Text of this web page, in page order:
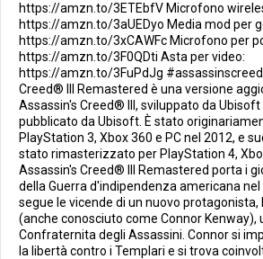
https://amzn.to/3ETEbfV Microfono
https://amzn.to/3aUEDyo Media mod per
https://amzn.to/3xCAWFc Microfono per
https://amzn.to/3F0QDti Asta per video:
https://amzn.to/3FuPdJg
Creed® III Remastered è una versione
Assassin's Creed® III, sviluppato da
pubblicato da Ubisoft. È stato
PlayStation 3, Xbox 360 e PC nel 2012, e
stato rimasterizzato per PlayStation 4,
Assassin's Creed® III Remastered porta i
della Guerra d'indipendenza americana nel
segue le vicende di un nuovo
(anche conosciuto come Connor Kenway),
Confraternita degli Assassini. Connor si
la libertà contro i Templari e si trova